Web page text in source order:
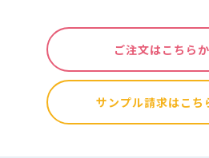
貼るポケット
MORE
ご注文はこちら
サンプル請求はこち
NEW 新商品